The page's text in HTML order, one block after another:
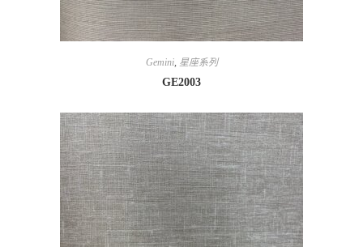
Gemini, 星座系列
GE2003